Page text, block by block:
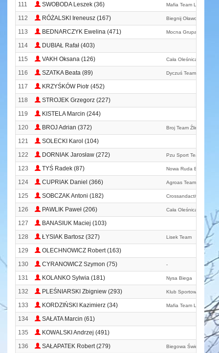
111
SWOBODA Leszek (36) Mafia Team Lubliniec
112 RÓŻALSKI Ireneusz (167) Biegnij Oławo
113 BEDNARCZYK Ewelina (471) Mocna Grupa Cezara
114
DUBIAŁ Rafał (403)
115
VAKH Oksana (126) Cała Oleśnica Biega
116 SZATKA Beata (89) Dyczuś Team
117
KRZYŚKÓW Piotr (452)
118
STROJEK Grzegorz (227)
119
KISTELA Marcin (244)
120
BROJ Adrian (372) Broj Team Źlinice
121
SOLECKI Karol (104)
122
DORNIAK Jarosław (272) Pzu Sport Team
123 TYŚ Radek (87) Nowa Ruda Biega
124 CUPRIAK Daniel (366) Agroas Team
125 SOBCZAK Antoni (182) Crossandactive Nysa
126 PAWLIK Paweł (206) Cała Oleśnica Biega
127
BANASIUK Maciej (103)
128
ŁYSIAK Bartosz (327) Lisek Team
129
OLECHNOWICZ Robert (163)
130
CYRANOWICZ Szymon (75) -
131 KOLANKO Sylwia (181) Nysa Biega
132 PLEŚNIARSKI Zbigniew (293) Klub Sportowy Grań W
133 KORDZIŃSKI Kazimierz (34) Mafia Team Lubliniec
134
SAŁATA Marcin (61)
135
KOWALSKI Andrzej (491)
136
SAŁAPATEK Robert (279) Biegowa Świdnica